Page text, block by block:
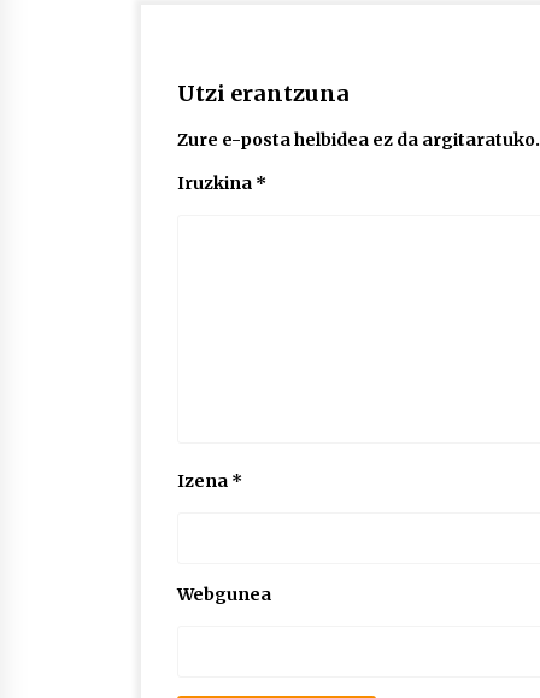
Utzi erantzuna
Zure e-posta helbidea ez da argitaratuko.
Iruzkina *
Izena *
Webgunea